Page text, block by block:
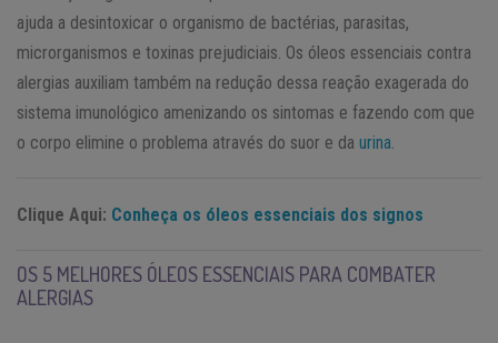
ajuda a desintoxicar o organismo de bactérias, parasitas,
microrganismos e toxinas prejudiciais. Os óleos essenciais contra
alergias auxiliam também na redução dessa reação exagerada do
sistema imunológico amenizando os sintomas e fazendo com que
o corpo elimine o problema através do suor e da urina
Clique Aqui: Conheça os óleos essenciais dos signos
OS 5 MELHORES ÓLEOS ESSENCIAIS PARA COMBATER
ALERGIAS